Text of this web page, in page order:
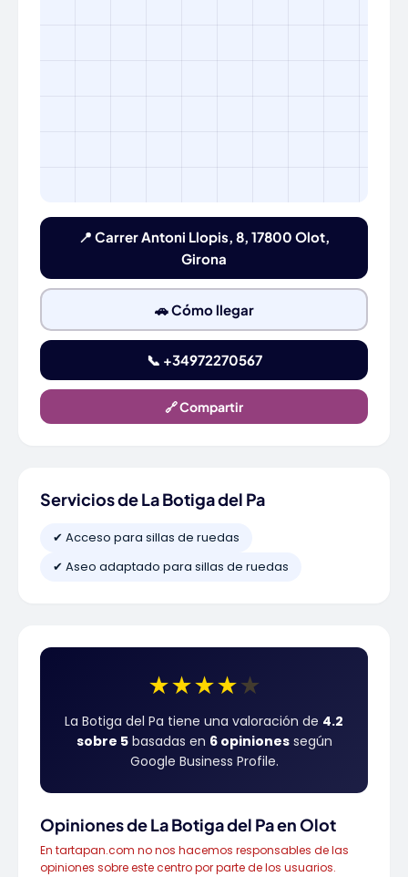
📍 Carrer Antoni Llopis, 8, 17800 Olot,
Girona
🚗 Cómo llegar
📞 +34972270567
🔗 Compartir
Servicios de La Botiga del Pa
✔ Acceso para sillas de ruedas
✔ Aseo adaptado para sillas de ruedas
★★★★★
La Botiga del Pa tiene una valoración de 4.2
sobre 5basadas en 6 opinionessegún
Google Business Profile.
Opiniones de La Botiga del Pa en Olot
En tartapan.com no nos hacemos responsables de las
opiniones sobre este centro por parte de los usuarios.